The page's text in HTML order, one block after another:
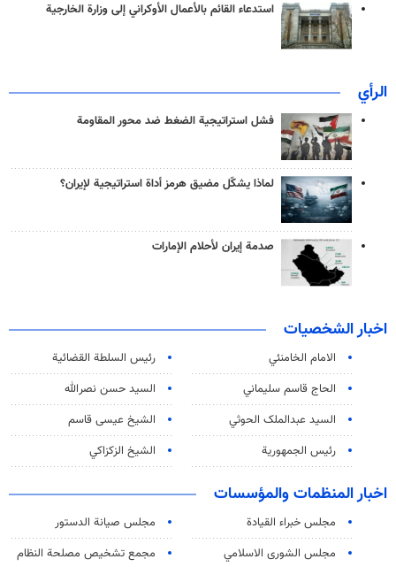
استدعاء القائم بالأعمال الأوكراني إلى وزارة الخارجية
الرأي
فشل استراتيجية الضغط ضد محور المقاومة
لماذا يشكّل مضيق هرمز أداة استراتيجية لإيران؟
صدمة إيران لأحلام الإمارات
اخبار الشخصيات
الامام الخامنئي
رئیس السلطة القضائیة
الحاج قاسم سليماني
السيد حسن نصرالله
السید عبدالملک الحوثي
الشيخ عيسى قاسم
رئيس الجمهورية
الشيخ الزكزاكي
اخبار المنظمات والمؤسسات
مجلس خبراء القيادة
مجلس صيانة الدستور
مجلس الشورى الاسلامي
مجمع تشخيص مصلحة النظام